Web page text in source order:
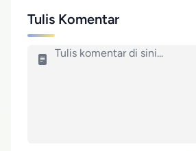
Tulis Komentar